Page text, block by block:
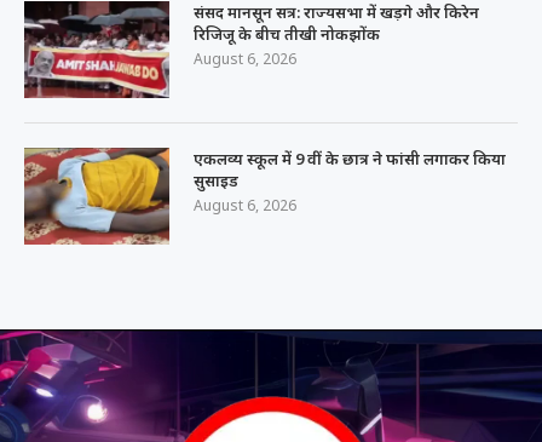
संसद मानसून सत्र: राज्यसभा में खड़गे और किरेन
रिजिजू के बीच तीखी नोकझोंक
August 6, 2026
एकलव्य स्कूल में 9 वीं के छात्र ने फांसी लगाकर किया
सुसाइड
August 6, 2026